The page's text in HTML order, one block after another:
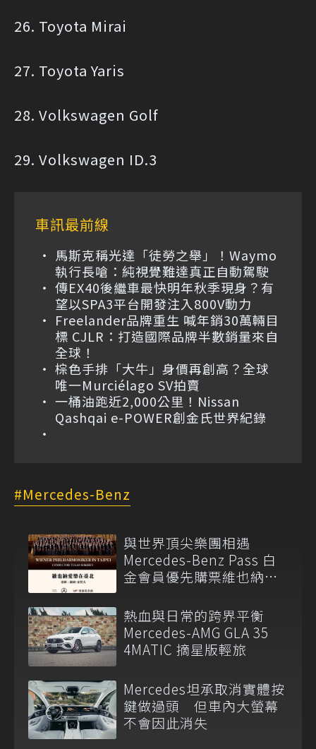
26. Toyota Mirai
27. Toyota Yaris
28. Volkswagen Golf
29. Volkswagen ID.3
車訊最前線
馬斯克稱光達「徒勞之舉」！Waymo
執行長嗆：純視覺難達真正自動駕駛
傳EX40後繼車最快明年秋季現身？有
望以SPA3平台開發注入800V動力
Freelander品牌重生 喊年銷30萬輛目
標 CJLR：打造國際品牌半數銷量來自
全球！
棕色手排「大牛」身價再創高？全球
唯一Murciélago SV拍賣
一桶油跑近2,000公里！Nissan
Qashqai e-POWER創金氏世界紀錄
Mercedes-Benz
與世界頂尖樂團相遇
Mercedes-Benz Pass 白
金會員優先購票維也納愛
熱血與日常的跨界平衡
Mercedes-AMG GLA 35
4MATIC 摘星版輕旅
Mercedes坦承取消實體按
鍵做過頭 但車內大螢幕
不會因此消失